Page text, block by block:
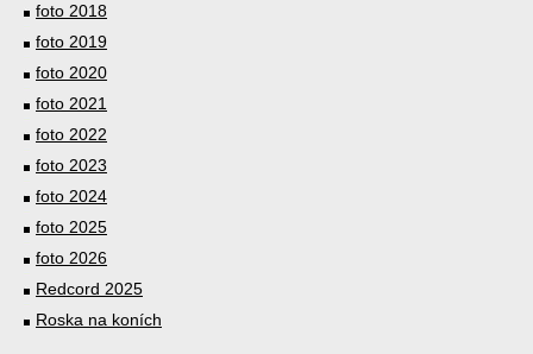
foto 2018
foto 2019
foto 2020
foto 2021
foto 2022
foto 2023
foto 2024
foto 2025
foto 2026
Redcord 2025
Roska na koních